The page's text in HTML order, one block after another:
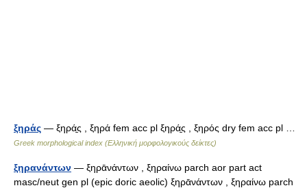
ξηράς — ξηρά̱ς , ξηρά fem acc pl ξηρά̱ς , ξηρός dry fem acc pl …
Greek morphological index (Ελληνική μορφολογικούς δείκτες)
ξηρανάντων — ξηρᾱνάντων , ξηραίνω parch aor part act
masc/neut gen pl (epic doric aeolic) ξηρᾱνάντων , ξηραίνω parch